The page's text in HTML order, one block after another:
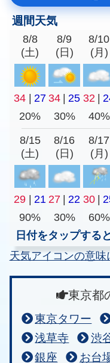
週間天気
8/8
(土)
8/9
(日)
8/10
(月)
34 | 27 34 | 25 32 |
20%
30% 40%
8/15
(土)
8/16
(日)
8/17
(月)
29 21 27 22 30
90%
30% 60%
日付をタップする
天気アイコンの意味
東京都
東京タワー
浅草寺
渋
銀座
お台